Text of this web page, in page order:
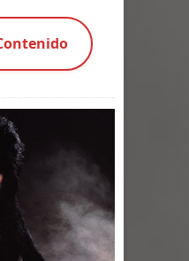
Gobiernan a
a Plena Luz
de mi Enemigo
del Infierno